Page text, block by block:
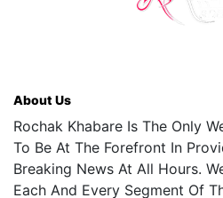
About Us
Rochak Khabare Is The Only
To Be At The Forefront In
Breaking News At All Hours.
Each And Every Segment Of